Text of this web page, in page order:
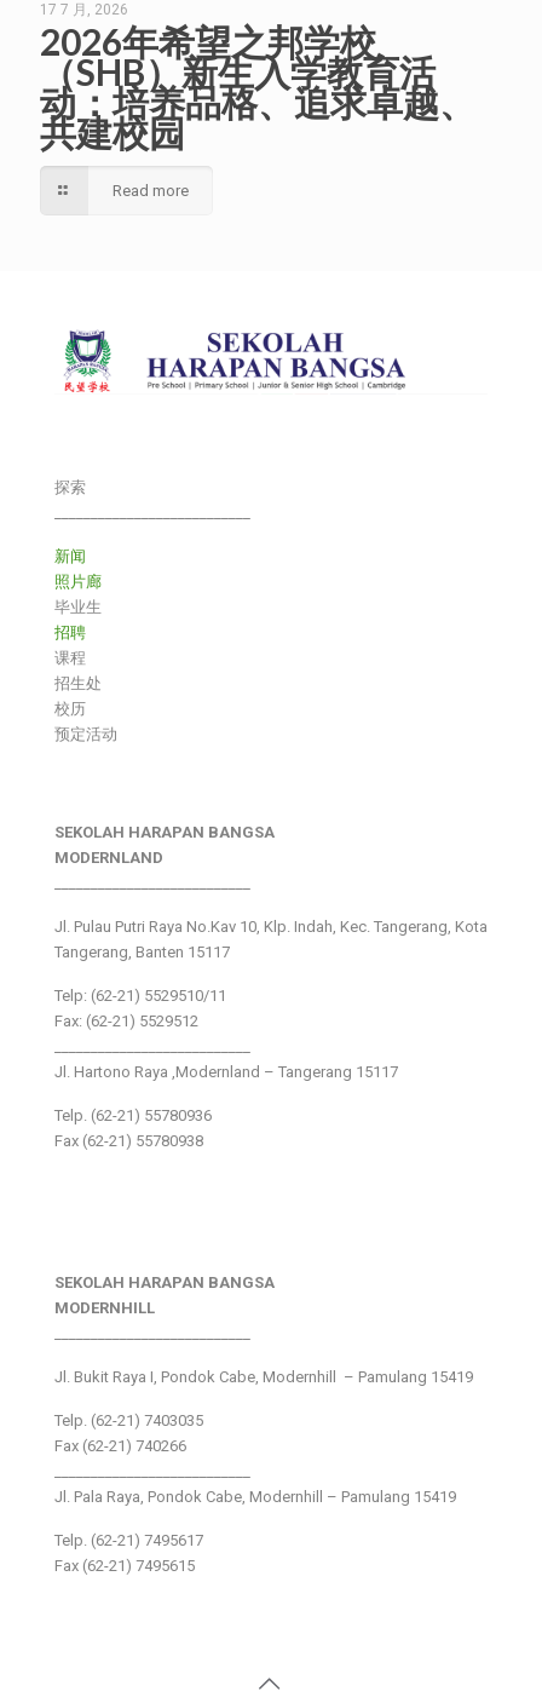
17 7 月, 2026
2026年希望之邦学校
（SHB）新生入学教育活
动：培养品格、追求卓越、
共建校园
Read more
探索
新闻
照片廊
毕业生
招聘
课程
招生处
校历
预定活动
SEKOLAH HARAPAN BANGSA
MODERNLAND
Jl. Pulau Putri Raya No.Kav 10, Klp. Indah, Kec. Tangerang, Kota
Tangerang, Banten 15117
Telp: (62-21) 5529510/11
Fax: (62-21) 5529512
Jl. Hartono Raya ,Modernland – Tangerang 15117
Telp. (62-21) 55780936
Fax (62-21) 55780938
SEKOLAH HARAPAN BANGSA
MODERNHILL
Jl. Bukit Raya I, Pondok Cabe, Modernhill – Pamulang 15419
Telp. (62-21) 7403035
Fax (62-21) 740266
Jl. Pala Raya, Pondok Cabe, Modernhill – Pamulang 15419
Telp. (62-21) 7495617
Fax (62-21) 7495615